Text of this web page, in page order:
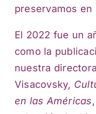
preservamos
El 2022 fue un
como la
nuestra
Visacovsky,
en las Américas